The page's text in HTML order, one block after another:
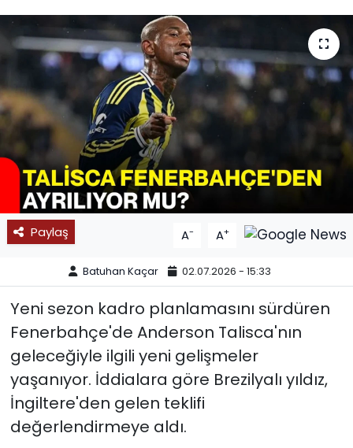
Paylaş A- A+
Batuhan Kaçar 02.07.2026 - 15:33
Yeni sezon kadro planlamasını sürdüren
Fenerbahçe'de Anderson Talisca'nın
geleceğiyle ilgili yeni gelişmeler
yaşanıyor. İddialara göre Brezilyalı yıldız,
İngiltere'den gelen teklifi
değerlendirmeye aldı.
SPOR
11:11 MANŞET